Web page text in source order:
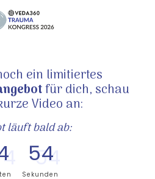
ein limitiertes
für dich, schau
Video an:
läuft bald ab:
5
3
4
Sekunden